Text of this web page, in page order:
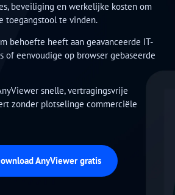
beveiliging en werkelijke kosten om
toegangstool te vinden.
behoefte heeft aan geavanceerde IT-
of eenvoudige op browser gebaseerde
snelle, vertragingsvrije
zonder plotselinge commerciële
AnyViewer gratis